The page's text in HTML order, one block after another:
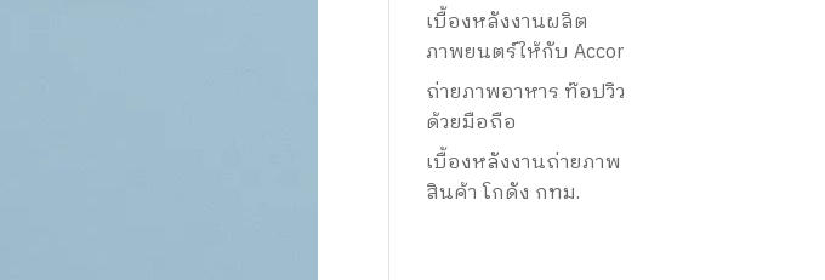
เบื้องหลังงานผลิต
ภาพยนตร์ให้กับ Accor
ถ่ายภาพอาหาร ท๊อปวิว
ด้วยมือถือ
เบื้องหลังงานถ่ายภาพ
สินค้า โกดัง กทม.